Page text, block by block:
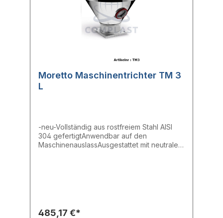
Moretto Maschinentrichter TM 3
L
-neu-Vollständig aus rostfreiem Stahl AISI
304 gefertigtAnwendbar auf den
MaschinenauslassAusgestattet mit neutraler
485,17 €*